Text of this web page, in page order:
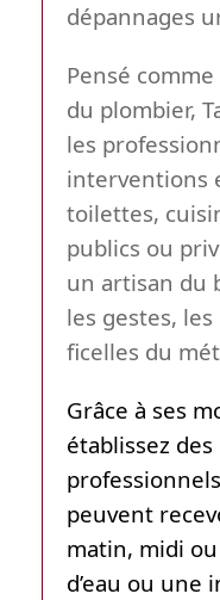
dépannages
Pensé
du plombier,
les
interventions
toilettes,
publics ou
un artisan du
les gestes,
ficelles du
Grâce à ses
établissez
peuvent
matin, midi
d’eau ou une